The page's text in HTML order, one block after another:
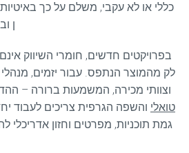
כללי או לא עקבי, משלם על כך
ן
בפרויקטים חדשים, חומרי השיווק
וצוותי מכירה, המשמעות ברורה –
טואלי והשפה הגרפית צריכים לעבוד
גמת תוכניות, מפרטים וחזון אדריכלי